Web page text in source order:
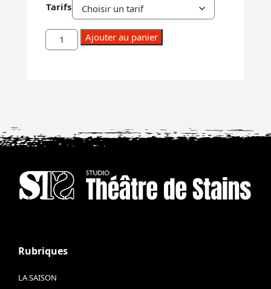
Tarifs
quantité
de
Ajouter au panier
Rubriques
LA SAISON